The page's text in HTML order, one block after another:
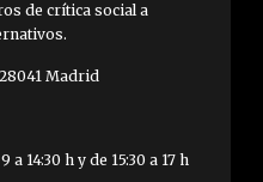
de crítica social a
Madrid
14:30 h y de 15:30 a 17 h